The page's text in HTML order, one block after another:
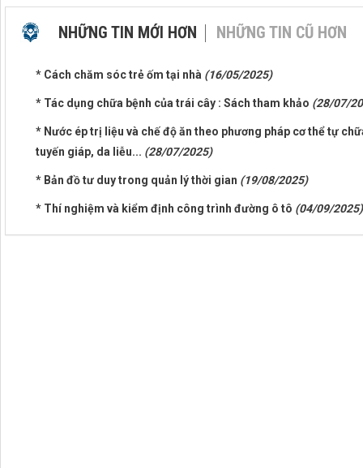
NHỮNG TIN MỚI HƠN NHỮNG TIN CŨ HƠN
* Cách chăm sóc trẻ ốm tại nhà (16/05/2025)
* Tác dụng chữa bệnh của trái cây : Sách tham khảo (28/07/
* Nước ép trị liệu và chế độ ăn theo phương pháp cơ thể tự
tuyến giáp, da liễu... (28/07/2025)
* Bản đồ tư duy trong quản lý thời gian (19/08/2025)
* Thí nghiệm và kiểm định công trình đường ô tô (04/09/2025)